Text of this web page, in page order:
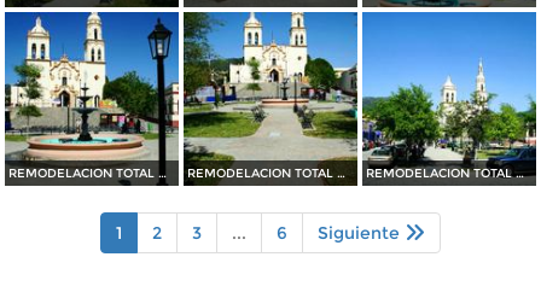
REMODELACION TOTAL DE PLAZA OCAMPO (2010) REMODELACION TOTAL DE PLAZA OCAMPO (2010) REMODELACION TOTAL DE PLAZA OCAMPO (2010)
1 2 3 ... 6 Siguiente